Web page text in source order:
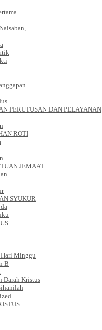
PERUTUSAN DAN PELAYANAN
ROTI
JEMAAT
SYUKUR
Minggu
B
Darah Kristus